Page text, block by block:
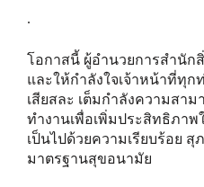
.
โอกาสนี้ ผู้อำนวยการสำนั
และให้กำลังใจเจ้าหน้าที่ทุ
เสียสละ เต็มกำลังความสา
ทำงานเพื่อเพิ่มประสิทธิภา
เป็นไปด้วยความเรียบร้อย
มาตรฐานสุขอนามัย